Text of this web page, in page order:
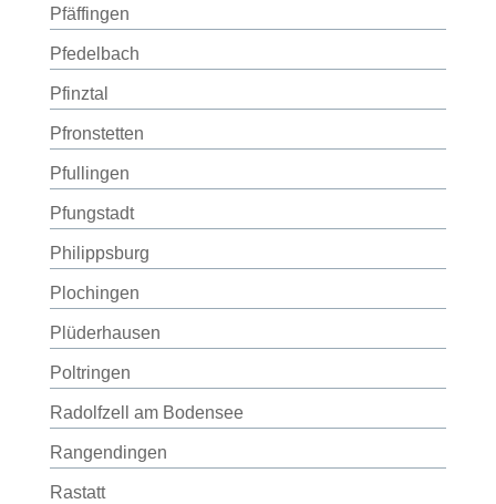
Pfäffingen
Pfedelbach
Pfinztal
Pfronstetten
Pfullingen
Pfungstadt
Philippsburg
Plochingen
Plüderhausen
Poltringen
Radolfzell am Bodensee
Rangendingen
Rastatt